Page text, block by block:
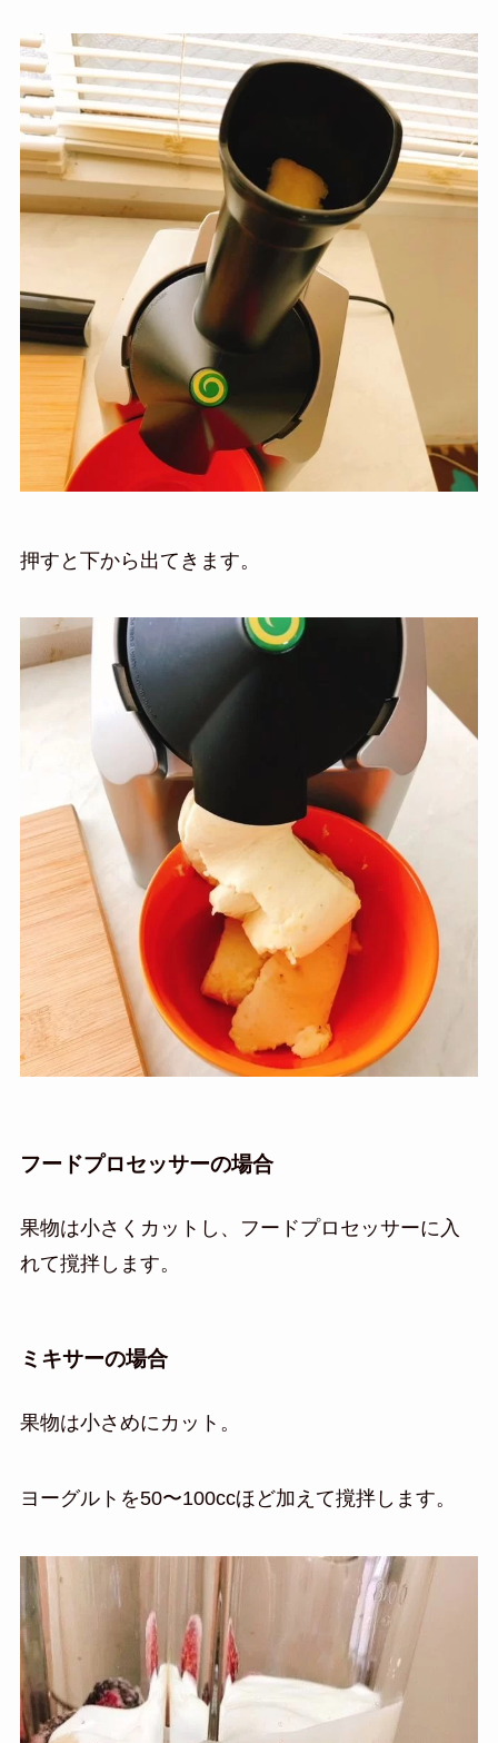
押すと下から出てきます。
フードプロセッサーの場合
果物は小さくカットし、フードプロセッサーに入
れて撹拌します。
ミキサーの場合
果物は小さめにカット。
ヨーグルトを50〜100ccほど加えて撹拌します。